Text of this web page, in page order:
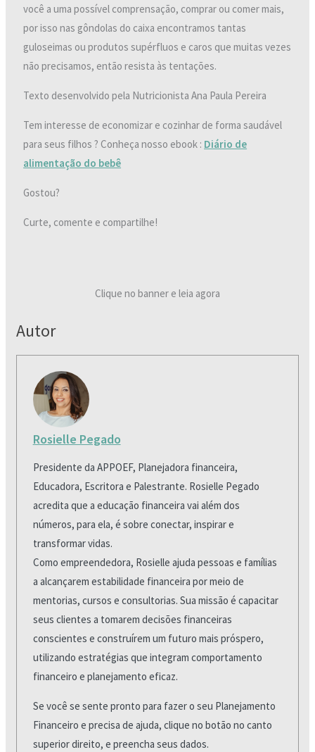
você a uma possível comprensação, comprar ou comer mais,
por isso nas gôndolas do caixa encontramos tantas
guloseimas ou produtos supérfluos e caros que muitas vezes
não precisamos, então resista às tentações.
Texto desenvolvido pela Nutricionista Ana Paula Pereira
Tem interesse de economizar e cozinhar de forma saudável
para seus filhos ? Conheça nosso ebook : Diário de
alimentação do bebê
Gostou?
Curte, comente e compartilhe!
Clique no banner e leia agora
Autor
Rosielle Pegado
Presidente da APPOEF, Planejadora financeira,
Educadora, Escritora e Palestrante. Rosielle Pegado
acredita que a educação financeira vai além dos
números, para ela, é sobre conectar, inspirar e
transformar vidas.
Como empreendedora, Rosielle ajuda pessoas e famílias
a alcançarem estabilidade financeira por meio de
mentorias, cursos e consultorias. Sua missão é capacitar
seus clientes a tomarem decisões financeiras
conscientes e construírem um futuro mais próspero,
utilizando estratégias que integram comportamento
financeiro e planejamento eficaz.
Se você se sente pronto para fazer o seu Planejamento
Financeiro e precisa de ajuda, clique no botão no canto
superior direito, e preencha seus dados.